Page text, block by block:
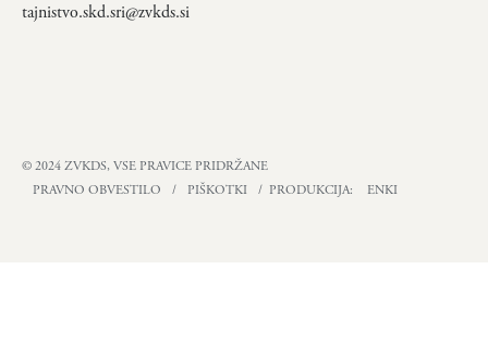
tajnistvo.skd.sri@zvkds.si
© 2024 ZVKDS, VSE PRAVICE PRIDRŽANE
PRAVNO OBVESTILO
/ PIŠKOTKI / PRODUKCIJA: ENKI